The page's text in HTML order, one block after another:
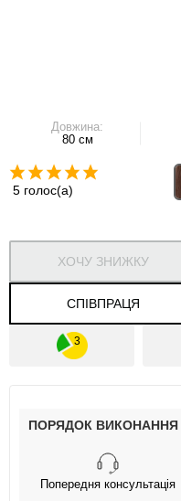
Довжина:
80 см
5 голос(а)
СПІВПРАЦЯ
ХОЧУ ЗНИЖКУ
ПОРЯДОК
Попередня консультація